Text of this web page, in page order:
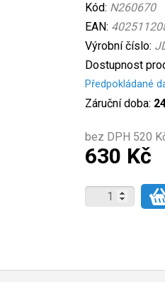
Kód: N260670
EAN:
Výrobní číslo:
Dostupnost
Předpokládané
Záruční doba:
bez DPH 520
630 Kč